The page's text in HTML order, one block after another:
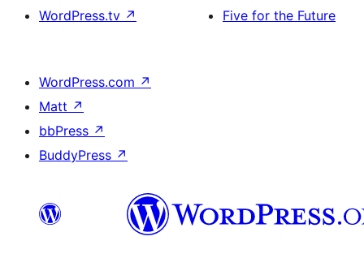
WordPress.tv ↗
Five for the Future
WordPress.com ↗
Matt ↗
bbPress ↗
BuddyPress ↗